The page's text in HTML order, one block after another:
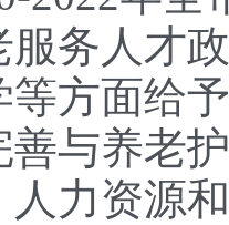
服务人才
等方面给
与养老
人力资源